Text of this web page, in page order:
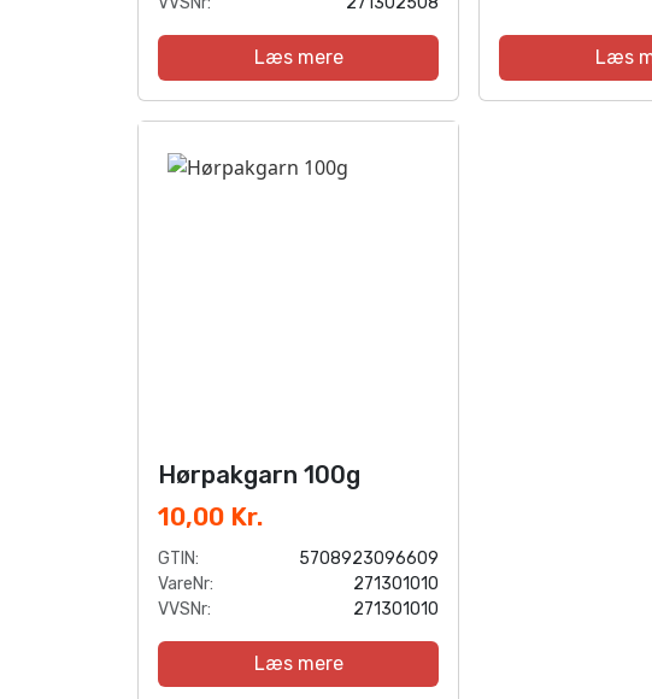
Læs mere Læs
Hørpakgarn 100g
10,00 Kr.
GTIN:
5708923096609
VareNr:
271301010
VVSNr:
271301010
Læs mere